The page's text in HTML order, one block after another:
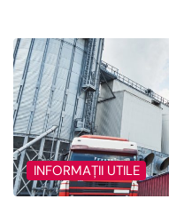
INFORMAȚII UTILE